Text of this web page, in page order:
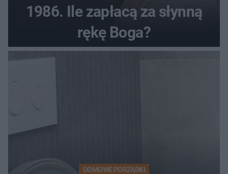
1986. Ile zapłacą za słynną
rękę Boga?
DOMOWE PORZĄDKI